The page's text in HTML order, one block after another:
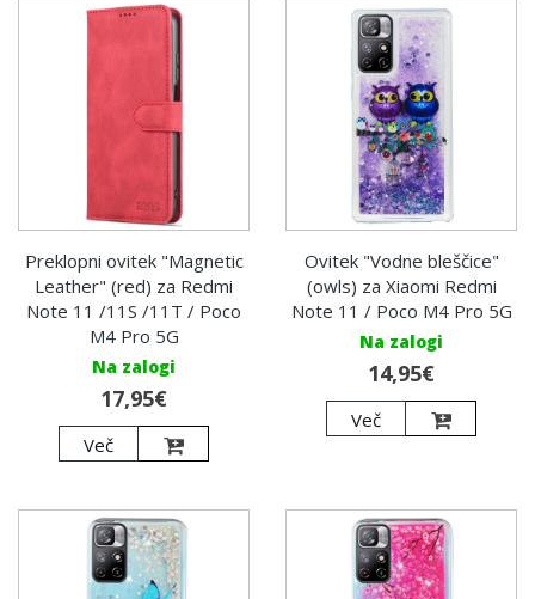
Preklopni ovitek "Magnetic
Leather" (red) za Redmi
Note 11 /11S /11T / Poco
M4 Pro 5G
Na zalogi
17,95€
Več
Ovitek "Vodne bleščice"
(owls) za Xiaomi Redmi
Note 11 / Poco M4 Pro 5G
Na zalogi
14,95€
Več